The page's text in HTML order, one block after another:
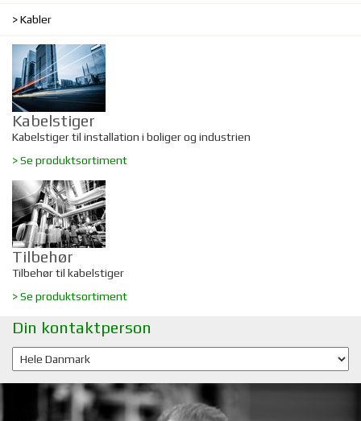
Kabler
Kabelstiger
Kabelstiger til installation i boliger og industrien
> Se produktsortiment
Tilbehør
Tilbehør til kabelstiger
> Se produktsortiment
Din kontaktperson